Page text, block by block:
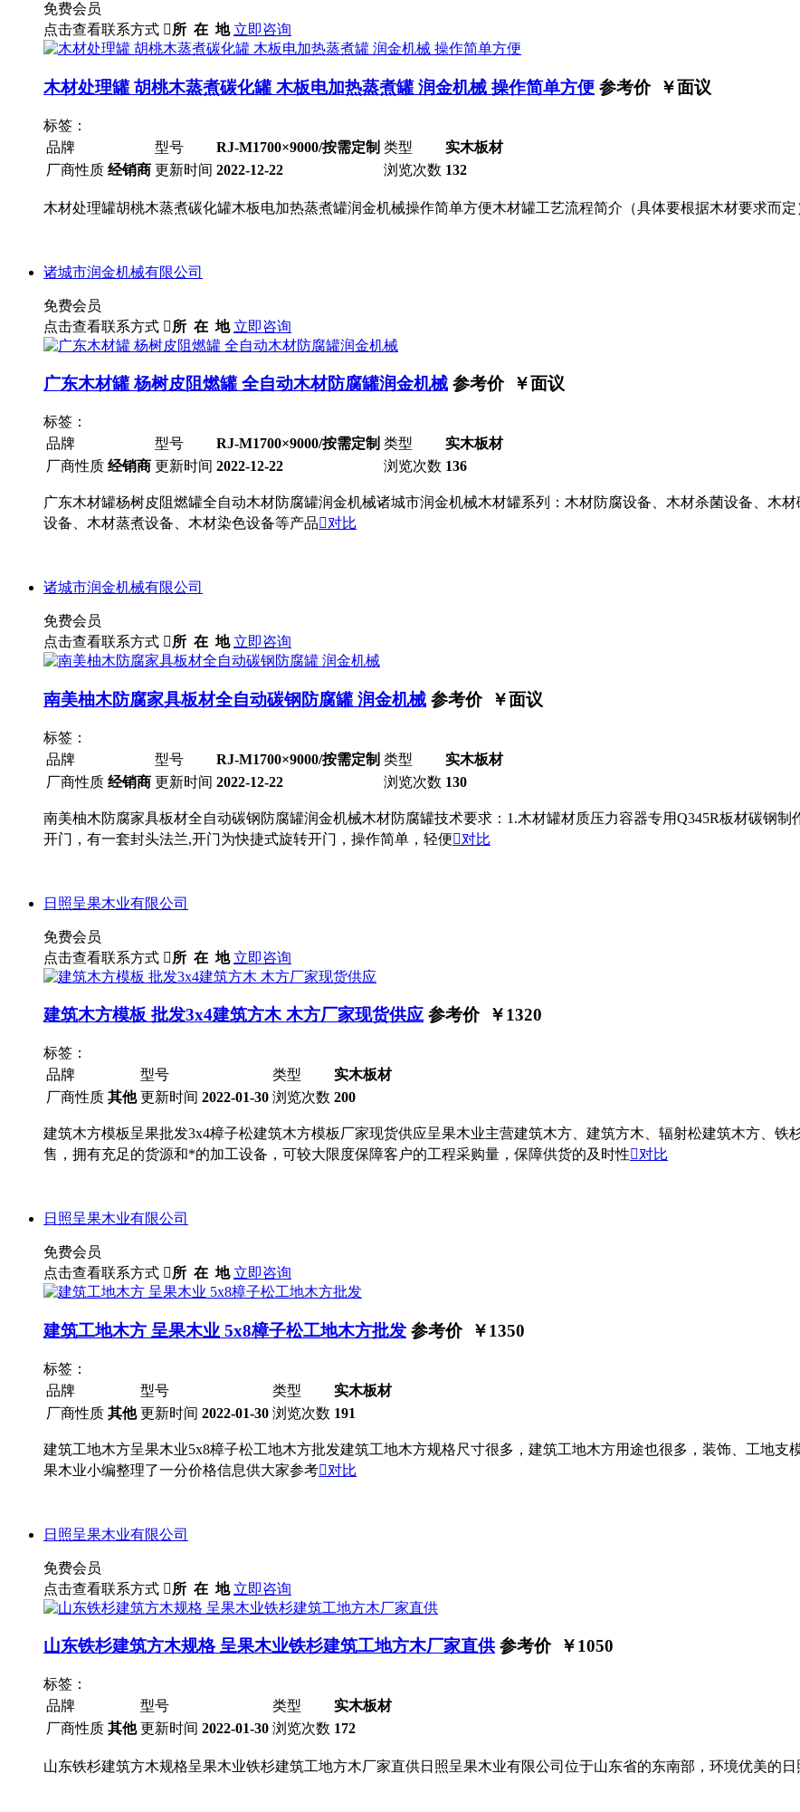
免费会员
点击查看联系方式 所 在 地 立即咨询
木材处理罐 胡桃木蒸煮碳化罐 木板电加热蒸煮罐 润金机械 操作简单方便 参考价 ￥面议
标签：
品牌
型号 RJ-M1700×9000/按需定制 类型
实木板材
厂商性质 经销商 更新时间 2022-12-22 浏览次数 132
木材处理罐胡桃木蒸煮碳化罐木板电加热蒸煮罐润金机械操作简单方便木材罐工艺流程简介（具体要根据木材要求而
诸城市润金机械有限公司
免费会员
点击查看联系方式 所 在 地 立即咨询
广东木材罐 杨树皮阻燃罐 全自动木材防腐罐润金机械 参考价 ￥面议
标签：
品牌
型号 RJ-M1700×9000/按需定制 类型
实木板材
厂商性质 经销商 更新时间 2022-12-22 浏览次数 136
广东木材罐杨树皮阻燃罐全自动木材防腐罐润金机械诸城市润金机械木材罐系列：木材防腐设备、木材杀菌设备、木
设备、木材蒸煮设备、木材染色设备等产品对比
诸城市润金机械有限公司
免费会员
点击查看联系方式 所 在 地 立即咨询
南美柚木防腐家具板材全自动碳钢防腐罐 润金机械 参考价 ￥面议
标签：
品牌
型号 RJ-M1700×9000/按需定制 类型
实木板材
厂商性质 经销商 更新时间 2022-12-22 浏览次数 130
南美柚木防腐家具板材全自动碳钢防腐罐润金机械木材防腐罐技术要求：1.木材罐材质压力容器专用Q345R板材碳钢制
开门，有一套封头法兰,开门为快捷式旋转开门，操作简单，轻便对比
日照呈果木业有限公司
免费会员
点击查看联系方式 所 在 地 立即咨询
建筑木方模板 批发3x4建筑方木 木方厂家现货供应 参考价 ￥1320
标签：
品牌
型号 类型
实木板材
厂商性质 其他 更新时间 2022-01-30 浏览次数 200
建筑木方模板呈果批发3x4樟子松建筑木方模板厂家现货供应呈果木业主营建筑木方、建筑方木、辐射松建筑木方、
售，拥有充足的货源和*的加工设备，可较大限度保障客户的工程采购量，保障供货的及时性对比
日照呈果木业有限公司
免费会员
点击查看联系方式 所 在 地 立即咨询
建筑工地木方 呈果木业 5x8樟子松工地木方批发 参考价 ￥1350
标签：
品牌
型号 类型
实木板材
厂商性质 其他 更新时间 2022-01-30 浏览次数 191
建筑工地木方呈果木业5x8樟子松工地木方批发建筑工地木方规格尺寸很多，建筑工地木方用途也很多，装饰、工地
果木业小编整理了一分价格信息供大家参考对比
日照呈果木业有限公司
免费会员
点击查看联系方式 所 在 地 立即咨询
山东铁杉建筑方木规格 呈果木业铁杉建筑工地方木厂家直供 参考价 ￥1050
标签：
品牌
型号 类型
实木板材
厂商性质 其他 更新时间 2022-01-30 浏览次数 172
山东铁杉建筑方木规格呈果木业铁杉建筑工地方木厂家直供日照呈果木业有限公司位于山东省的东南部，环境优美的